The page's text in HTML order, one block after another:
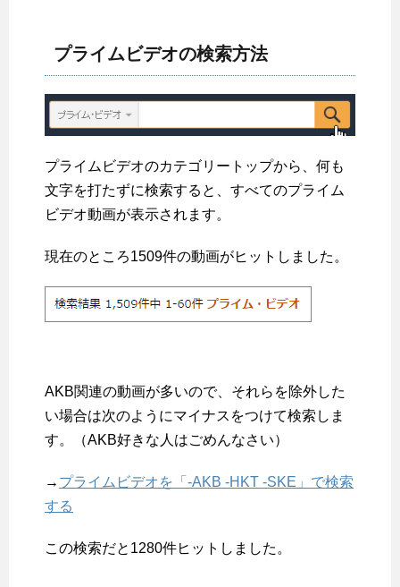
プライムビデオの検索方法
プライムビデオのカテゴリートップから、何も
文字を打たずに検索すると、すべてのプライム
ビデオ動画が表示されます。
現在のところ1509件の動画がヒットしました。
AKB関連の動画が多いので、それらを除外した
い場合は次のようにマイナスをつけて検索しま
す。（AKB好きな人はごめんなさい）
→ プライムビデオを「-AKB -HKT -SKE」で検索
する
この検索だと1280件ヒットしました。